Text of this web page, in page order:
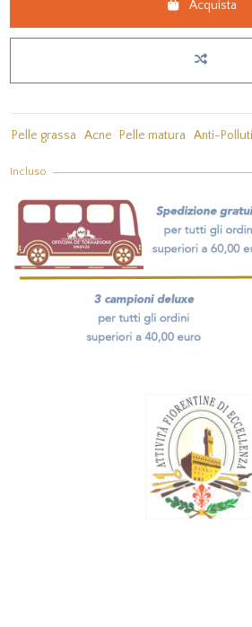
Acquista
Pelle grassa Acne Pelle matura Anti-
Incluso